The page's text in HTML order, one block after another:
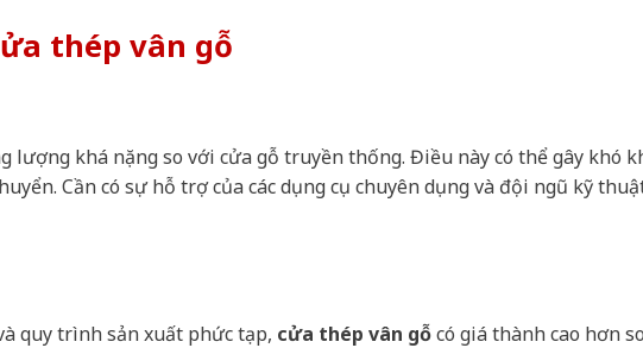
thép vân gỗ
lượng khá nặng so với cửa gỗ truyền thống. Điều này có thể gây khó
Cần có sự hỗ trợ của các dụng cụ chuyên dụng và đội ngũ kỹ
quy trình sản xuất phức tạp, cửa thép vân gỗcó giá thành cao hơn